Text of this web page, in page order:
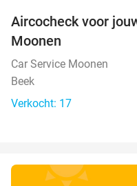
Aircocheck voor
Moonen
Car Service Moonen
Beek
Verkocht: 17